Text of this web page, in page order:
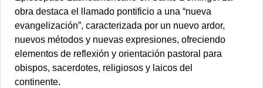
obra destaca el llamado pontificio a una “nueva
evangelización”, caracterizada por un nuevo ardor,
nuevos métodos y nuevas expresiones, ofreciendo
elementos de reflexión y orientación pastoral para
obispos, sacerdotes, religiosos y laicos del
continente.